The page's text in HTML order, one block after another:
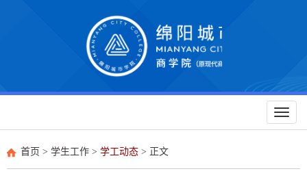
Toggle
首页 > 学生工作 > 学工动态 > 正文